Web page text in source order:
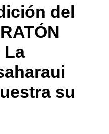
del
La
su